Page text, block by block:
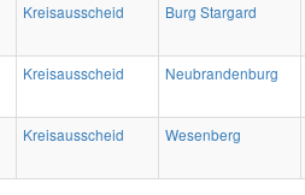
Kreisausscheid Burg Stargard
Kreisausscheid Neubrandenburg
Kreisausscheid Wesenberg